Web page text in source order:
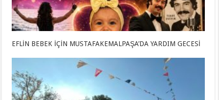
EFLİN BEBEK İÇİN MUSTAFAKEMALPAŞA’DA YARDIM GECESİ